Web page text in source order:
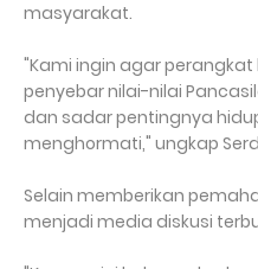
masyarakat.
"Kami ingin agar
penyebar nilai-nilai
dan sadar pentingnya
menghormati," ungkap
Selain memberikan
menjadi media diskusi